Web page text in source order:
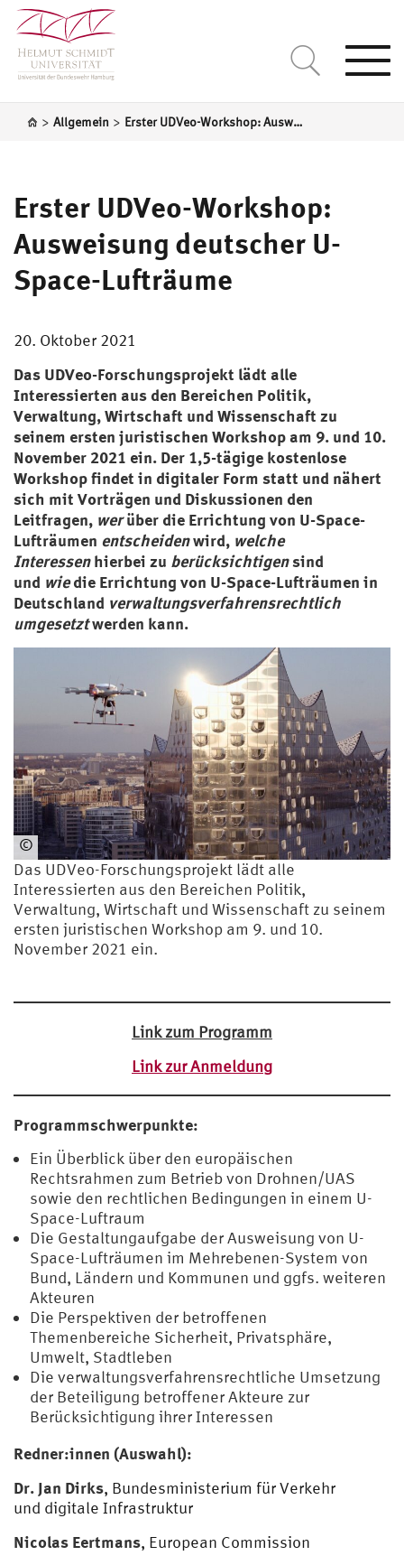
> Allgemein > Erster UDVeo-Workshop: Ausweisung deutscher U-Space-Lufträume
Erster UDVeo-Workshop:
Ausweisung deutscher U-
Space-Lufträume
20. Oktober 2021
Das UDVeo-Forschungsprojekt lädt alle
Interessierten aus den Bereichen Politik,
Verwaltung, Wirtschaft und Wissenschaft zu
seinem ersten juristischen Workshop am 9. und 10.
November 2021 ein. Der 1,5-tägige kostenlose
Workshop findet in digitaler Form statt und nähert
sich mit Vorträgen und Diskussionen den
Leitfragen, werüber die Errichtung von U-Space-
Lufträumen entscheidenwird, welche
Interessenhierbei zu berücksichtigensind
und wiedie Errichtung von U-Space-Lufträumen in
Deutschland verwaltungsverfahrensrechtlich
umgesetztwerden kann.
©
HHLA
Sky
GmbH
Das UDVeo-Forschungsprojekt lädt alle
Interessierten aus den Bereichen Politik,
Verwaltung, Wirtschaft und Wissenschaft zu seinem
ersten juristischen Workshop am 9. und 10.
November 2021 ein.
Link zum Programm
Link zur Anmeldung
Programmschwerpunkte:
Ein Überblick über den europäischen
Rechtsrahmen zum Betrieb von Drohnen/UAS
sowie den rechtlichen Bedingungen in einem U-
Space-Luftraum
Die Gestaltungaufgabe der Ausweisung von U-
Space-Lufträumen im Mehrebenen-System von
Bund, Ländern und Kommunen und ggfs. weiteren
Akteuren
Die Perspektiven der betroffenen
Themenbereiche Sicherheit, Privatsphäre,
Umwelt, Stadtleben
Die verwaltungsverfahrensrechtliche Umsetzung
der Beteiligung betroffener Akteure zur
Berücksichtigung ihrer Interessen
Redner:innen (Auswahl):
Dr. Jan Dirks, Bundesministerium für Verkehr
und digitale Infrastruktur
Nicolas Eertmans, European Commission